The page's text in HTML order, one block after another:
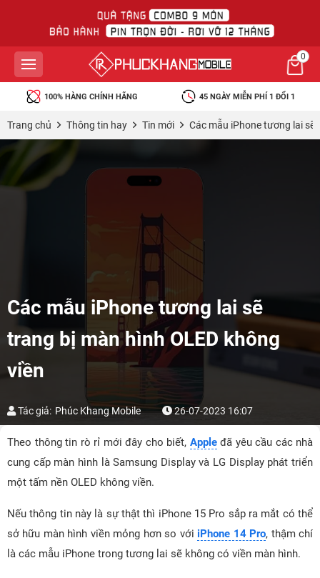
0
100% HÀNG CHÍNH HÃNG 45 NGÀY MIỄN PHÍ 1 ĐỔI 1
Trang chủ Thông tin hay Tin mới Các mẫu iPhone tương lai sẽ
Các mẫu iPhone tương lai sẽ
trang bị màn hình OLED không
viền
Tác giả: Phúc Khang Mobile 26-07-2023 16:07
Theo thông tin rò rỉ mới đây cho biết, Appleđã yêu cầu các nhà
cung cấp màn hình là Samsung Display và LG Display phát triển
một tấm nền OLED không viền.
Nếu thông tin này là sự thật thì iPhone 15 Pro sắp ra mắt có thể
sở hữu màn hình viền mỏng hơn so với iPhone 14 Pro, thậm chí
là các mẫu iPhone trong tương lai sẽ không có viền màn hình.